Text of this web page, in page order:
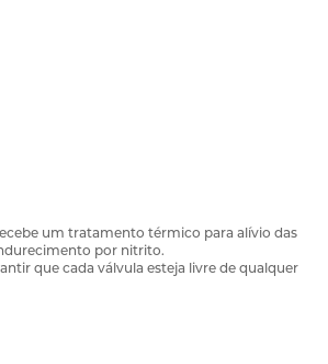
um tratamento térmico para alívio das
por nitrito.
que cada válvula esteja livre de qualquer